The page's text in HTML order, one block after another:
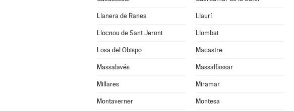
Llanera de Ranes Llaurí
Llocnou de Sant Jeroni Llombai
Losa del Obispo Macastre
Massalavés Massalfassar
Millares Miramar
Montaverner Montesa